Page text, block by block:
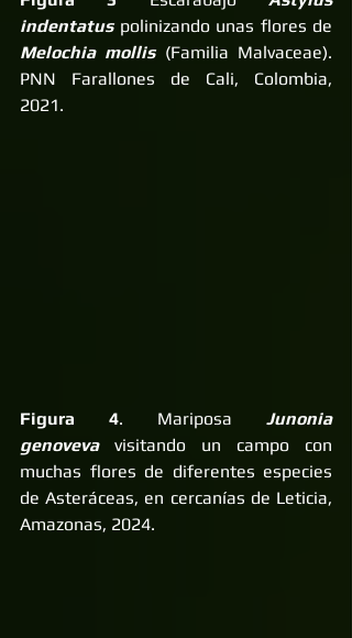
indentatus
Melochia mollis (Familia Malvaceae).
PNN Farallones de Cali, Colombia,
2021.
Figura 4. Mariposa Junonia
genoveva visitando un campo con
muchas flores de diferentes especies
de Asteráceas, en cercanías de Leticia,
Amazonas, 2024.